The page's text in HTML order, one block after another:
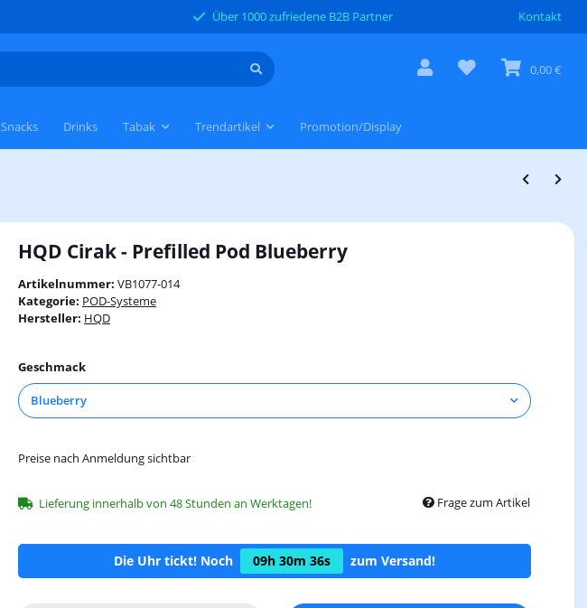
Kontakt
Über 1000 zufriedene B2B Partner
0,00 €
Snacks Drinks Tabak Trendartikel Promotion/Display
HQD Cirak - Prefilled Pod Blueberry
Artikelnummer: VB1077-014
Kategorie: POD-Systeme
Hersteller: HQD
Geschmack
Blueberry
Preise nach Anmeldung sichtbar
Lieferung innerhalb von 48 Stunden an Werktagen! Frage zum Artikel
Die Uhr tickt! Noch 09h 30m 35s zum Versand!